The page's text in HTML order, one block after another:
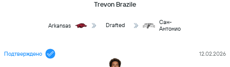
Trevon Brazile
Arkansas Drafted
Сан-
Антонио
Подтверждено 12.02.2026